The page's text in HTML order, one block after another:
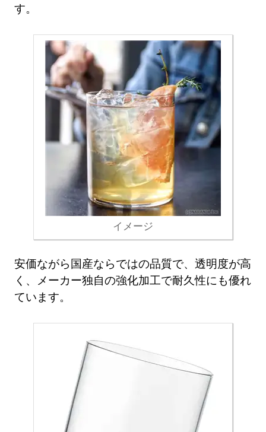
す。
イメージ
安価ながら国産ならではの品質で、透明度が高
く、メーカー独自の強化加工で耐久性にも優れ
ています。